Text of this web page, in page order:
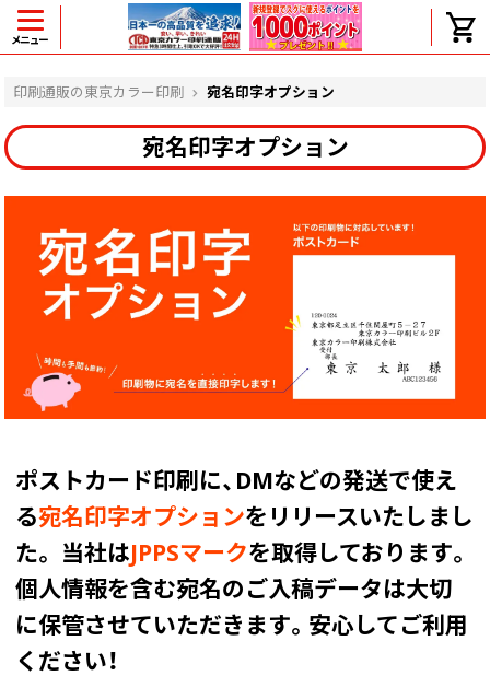
メニュー
印刷通販の東京カラー印刷 宛名印字オプション
宛名印字オプション
ポストカード印刷に、DMなどの発送で使え
る宛名印字オプションをリリースいたしまし
た。 当社はJPPSマークを取得しております。
個人情報を含む宛名のご入稿データは大切
に保管させていただきます。安心してご利用
ください！
ヘルプ
せん。
価格表にない部数の注文は可能ですか？
出荷からお届けまでの日数を教えてくださ
い。
完成時間の目安を電話で確認できますか？
すか？
領収書・納品書を発行は可能ですか？
見本と印刷データの比較はしてくれます
か？
画面表示操作
ユーザー登録ログイン
注文